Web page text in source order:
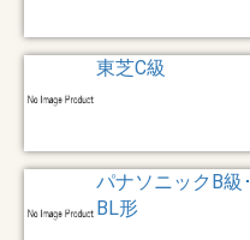
東芝C級
パナソニックB級･
BL形